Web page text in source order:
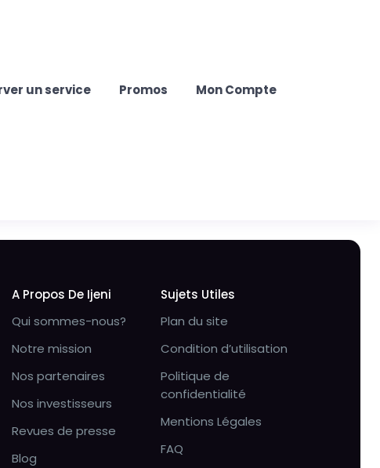
un service Promos Mon Compte
A Propos De Ijeni
Qui sommes-nous?
Notre mission
Nos partenaires
Nos investisseurs
Revues de presse
Blog
Sujets Utiles
Plan du site
Condition d’utilisation
Politique de
confidentialité
Mentions Légales
FAQ